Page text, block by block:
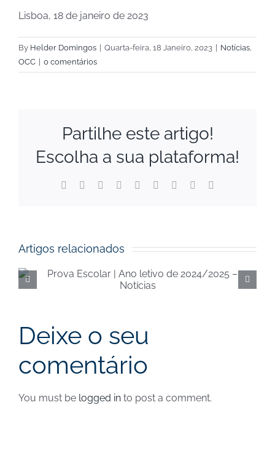
Lisboa, 18 de janeiro de 2023
By Helder Domingos | Quarta-feira, 18 Janeiro, 2023 | Notícias
OCC | 0 comentários
Partilhe este artigo!
Escolha a sua plataforma!
Facebook Reddit LinkedInWhatsApp
TumblrPinterest
Artigos relacionados
Execução orçamental da
Segurança Social de
Deixe o seu
comentário
You must be logged in to post a comment.